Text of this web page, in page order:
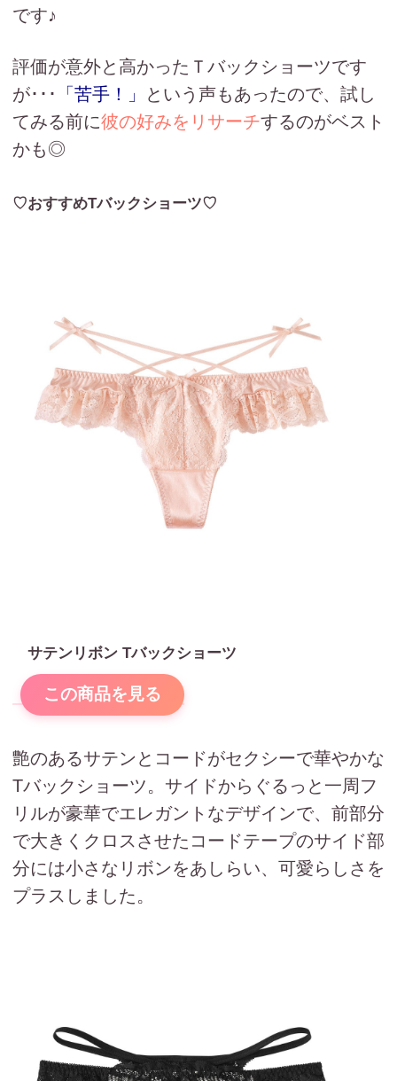
です♪
評価が意外と高かったＴバックショーツです
が･･･
「苦手！」
という声もあったので、試し
てみる前に彼の好みをリサーチするのがベスト
かも◎
♡おすすめTバックショーツ♡
サテンリボン Tバックショーツ
この商品を見る
艶のあるサテンとコードがセクシーで華やかな
Tバックショーツ。サイドからぐるっと一周フ
リルが豪華でエレガントなデザインで、前部分
で大きくクロスさせたコードテープのサイド部
分には小さなリボンをあしらい、可愛らしさを
プラスしました。